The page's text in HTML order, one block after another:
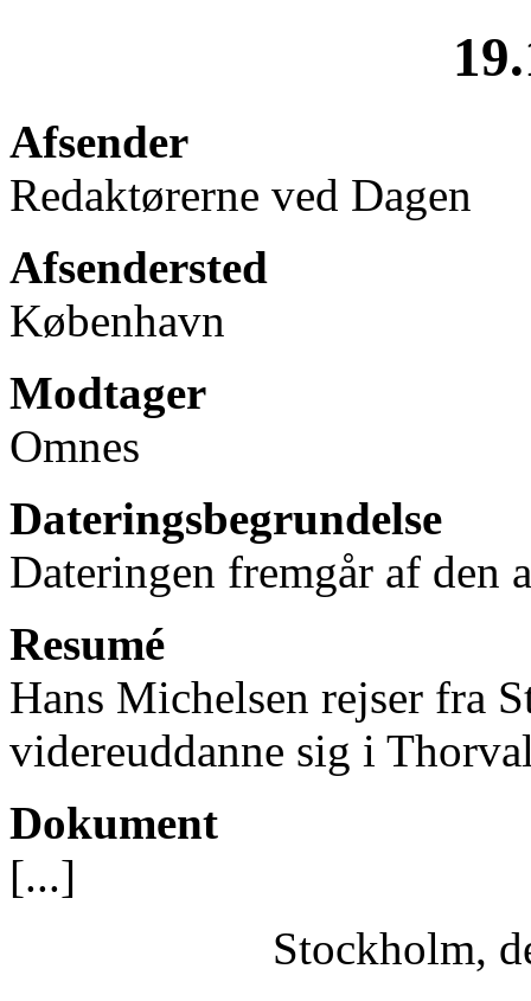
Afsender
Redaktørerne ved Dagen
Afsendersted
København
Modtager
Omnes
Dateringsbegrundelse
Dateringen fremgår af den
Resumé
Hans Michelsen rejser fra
videreuddanne sig i
Dokument
[...]
Stockholm,